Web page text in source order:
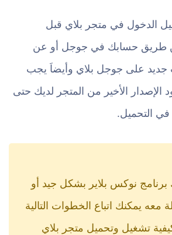
الدخول في متجر بلاي قبل
طريق حسابك في جوجل أو عن
على جوجل بلاي وأيضاَ يجب
الإصدار الأخير من المتجر لديك حتى
التحميل.
برنامج نوكس بلاير بشكل جيد أو
يمكنك اتباع الخطوات التالية
تشغيل وتحميل متجر بلاي